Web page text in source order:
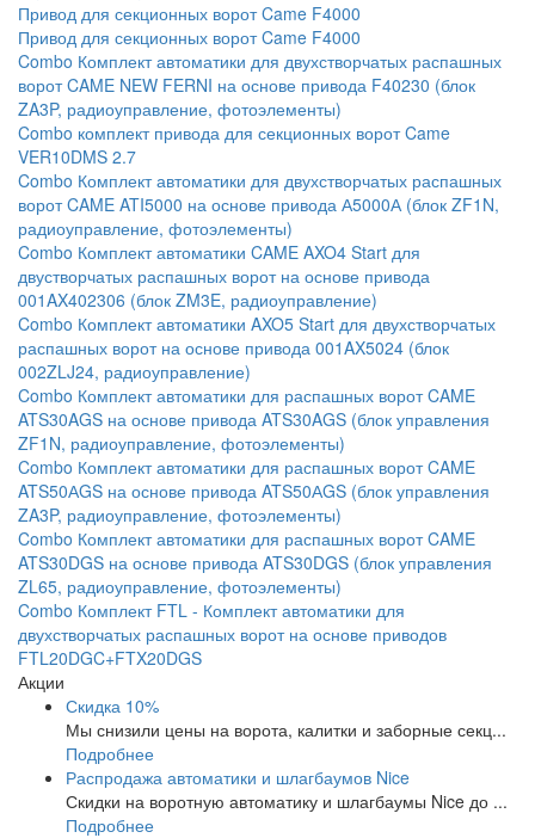
Привод для секционных ворот Came F4000
Привод для секционных ворот Came F4000
Combo Комплект автоматики для двухстворчатых распашных
ворот CAME NEW FERNI на основе привода F40230 (блок
ZA3P, радиоуправление, фотоэлементы)
Combo комплект привода для секционных ворот Came
VER10DMS 2.7
Combo Комплект автоматики для двухстворчатых распашных
ворот CAME ATI5000 на основе привода А5000А (блок ZF1N,
радиоуправление, фотоэлементы)
Combo Комплект автоматики CAME AXO4 Start для
двустворчатых распашных ворот на основе привода
001AX402306 (блок ZM3E, радиоуправление)
Combo Комплект автоматики AXO5 Start для двухстворчатых
распашных ворот на основе привода 001AX5024 (блок
002ZLJ24, радиоуправление)
Combo Комплект автоматики для распашных ворот CAME
ATS30AGS на основе привода ATS30AGS (блок управления
ZF1N, радиоуправление, фотоэлементы)
Combo Комплект автоматики для распашных ворот CAME
ATS50АGS на основе привода ATS50АGS (блок управления
ZA3P, радиоуправление, фотоэлементы)
Combo Комплект автоматики для распашных ворот CAME
ATS30DGS на основе привода ATS30DGS (блок управления
ZL65, радиоуправление, фотоэлементы)
Combo Комплект FTL - Комплект автоматики для
двухстворчатых распашных ворот на основе приводов
FTL20DGC+FTX20DGS
Акции
Скидка 10%
Мы снизили цены на ворота, калитки и заборные секц...
Подробнее
Распродажа автоматики и шлагбаумов Nice
Скидки на воротную автоматику и шлагбаумы Nice до ...
Подробнее